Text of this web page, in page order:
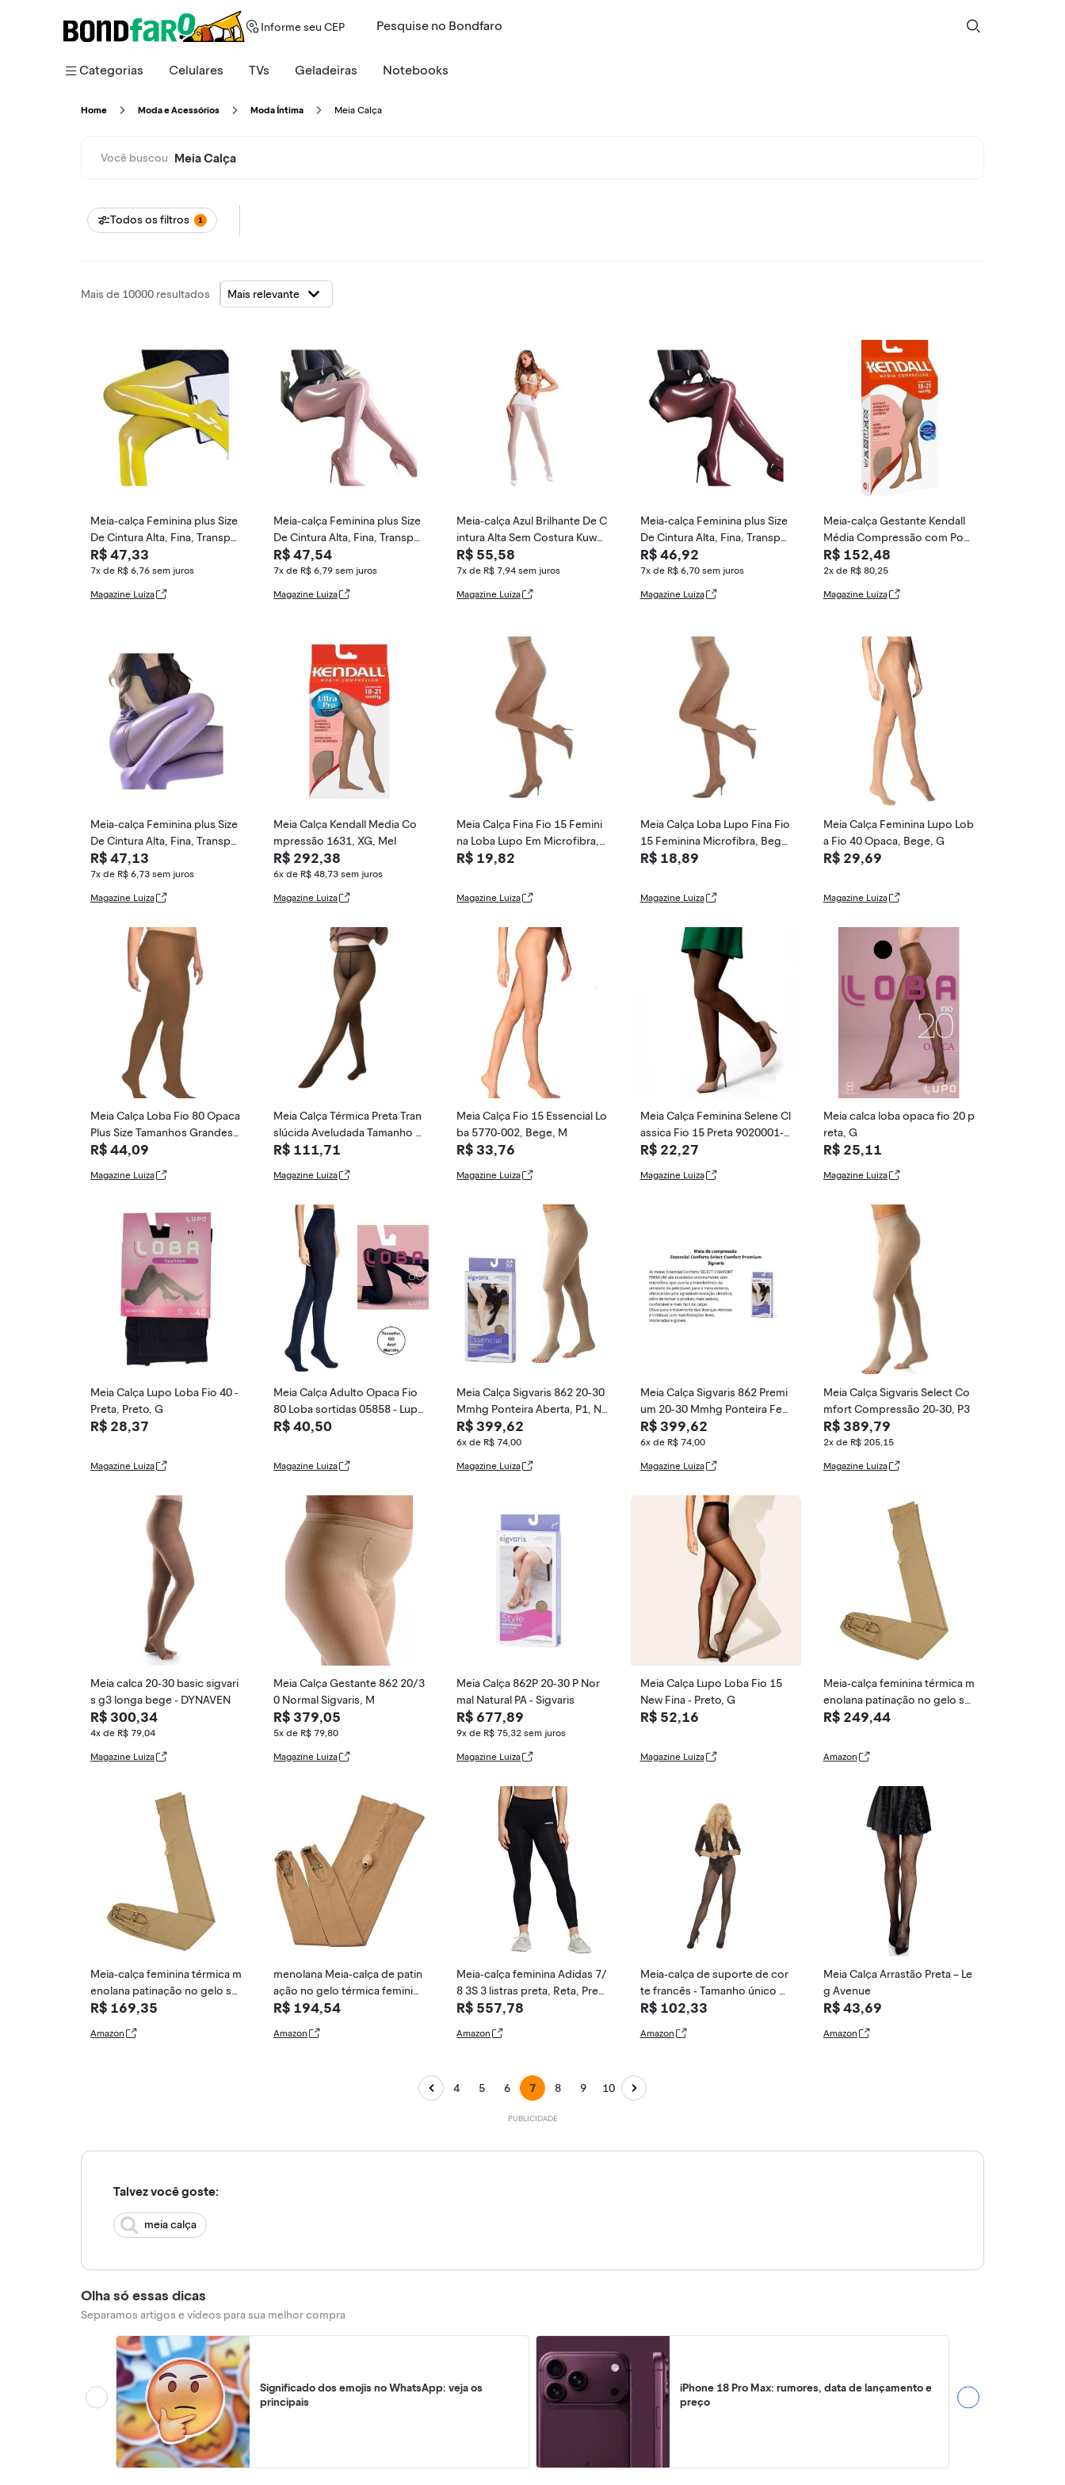
Informe seu CEP
Pesquise
Categorias Celulares TVs Geladeiras Notebooks
Home Moda e Acessórios Moda Íntima Meia Calça
Você buscou Meia Calça
Todos os filtros 1
Mais de 10000 resultados
Meia-calça Feminina plus Size
De Cintura Alta, Fina, Transpar
ente E Br
R$ 47,33
7x de R$ 6,76 sem juros
Magazine Luiza
Meia-calça Feminina plus Size
De Cintura Alta, Fina, Transpar
ente E Br
R$ 47,54
7x de R$ 6,79 sem juros
Magazine Luiza
Meia-calça Azul Brilhante De C
intura Alta Sem Costura Kuwa
1 Par De Me
R$ 55,58
7x de R$ 7,94 sem juros
Magazine Luiza
Meia-calça Feminina plus Size
De Cintura Alta, Fina, Transpar
ente E Br
R$ 46,92
7x de R$ 6,70 sem juros
Magazine Luiza
Meia-calça Gestante Kendall
Média Compressão com Pont
eira, P
R$ 152,48
2x de R$ 80,25
Magazine Luiza
Meia-calça Feminina plus Size
De Cintura Alta, Fina, Transpar
ente E Br
R$ 47,13
7x de R$ 6,73 sem juros
Magazine Luiza
Meia Calça Kendall Media Co
mpressão 1631, XG, Mel
R$ 292,38
6x de R$ 48,73 sem juros
Magazine Luiza
Meia Calça Fina Fio 15 Femini
na Loba Lupo Em Microfibra,
Bege, P
R$ 19,82
Magazine Luiza
Meia Calça Loba Lupo Fina Fio
15 Feminina Microfibra, Bege,
P
R$ 18,89
Magazine Luiza
Meia Calça Feminina Lupo Lob
a Fio 40 Opaca, Bege, G
R$ 29,69
Magazine Luiza
Meia Calça Loba Fio 80 Opaca
Plus Size Tamanhos Grandes,
Bege, XG
R$ 44,09
Magazine Luiza
Meia Calça Térmica Preta Tran
slúcida Aveludada Tamanho Ú
nico - TOP RIO
R$ 111,71
Magazine Luiza
Meia Calça Fio 15 Essencial Lo
ba 5770-002, Bege, M
R$ 33,76
Magazine Luiza
Meia Calça Feminina Selene Cl
assica Fio 15 Preta 9020001-5
50, Preto, G
R$ 22,27
Magazine Luiza
Meia calca loba opaca fio 20 p
reta, G
R$ 25,11
Magazine Luiza
Meia Calça Lupo Loba Fio 40 -
Preta, Preto, G
R$ 28,37
Magazine Luiza
Meia Calça Adulto Opaca Fio
80 Loba sortidas 05858 - Lup
o, Azul marinh
R$ 40,50
Magazine Luiza
Meia Calça Sigvaris 862 20-30
Mmhg Ponteira Aberta, P1, Na
tural
R$ 399,62
6x de R$ 74,00
Magazine Luiza
Meia Calça Sigvaris 862 Premi
um 20-30 Mmhg Ponteira Fec
hada, P1, Natur
R$ 399,62
6x de R$ 74,00
Magazine Luiza
Meia Calça Sigvaris Select Co
mfort Compressão 20-30, P3
R$ 389,79
2x de R$ 205,15
Magazine Luiza
Meia calca 20-30 basic sigvari
s g3 longa bege - DYNAVEN
R$ 300,34
4x de R$ 79,04
Magazine Luiza
Meia Calça Gestante 862 20/3
0 Normal Sigvaris, M
R$ 379,05
5x de R$ 79,80
Magazine Luiza
Meia Calça 862P 20-30 P Nor
mal Natural PA - Sigvaris
R$ 677,89
9x de R$ 75,32 sem juros
Magazine Luiza
Meia Calça Lupo Loba Fio 15
New Fina - Preto, G
R$ 52,16
Magazine Luiza
Meia-calça feminina térmica m
enolana patinação no gelo so
bre botas leggings sem pé m
R$ 249,44
Amazon
Meia-calça feminina térmica m
enolana patinação no gelo so
bre botas leggings sem pé m
R$ 169,35
Amazon
menolana Meia-calça de patin
ação no gelo térmica feminina
sobre botas leggings sem pé
R$ 194,54
Amazon
Meia-calça feminina Adidas 7/
8 3S 3 listras preta, Reta, Pret
o/branco, Medium
R$ 557,78
Amazon
Meia-calça de suporte de cor
te francês - Tamanho único Q
ueen - Preta
R$ 102,33
Amazon
Meia Calça Arrastão Preta – Le
g Avenue
R$ 43,69
Amazon
4 5 6 7 8 9 10
Talvez você goste:
meia calça
Olha só essas dicas
Separamos artigos e vídeos para sua melhor compra
Significado dos emojis no WhatsApp: veja os
principais
iPhone 18 Pro Max: rumores, data de lançamento e
preço